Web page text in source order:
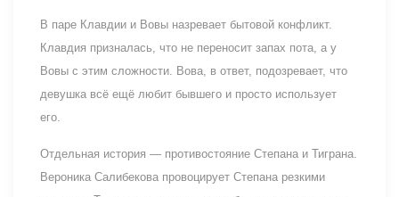
В паре Клавдии и Вовы назревает бытовой конфликт.
Клавдия призналась, что не переносит запах пота, а у
Вовы с этим сложности. Вова, в ответ, подозревает, что
девушка всё ещё любит бывшего и просто использует
его.
Отдельная история — противостояние Степана и Тиграна.
Вероника Салибекова провоцирует Степана резкими